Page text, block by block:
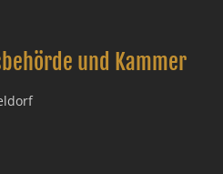
und Kammer